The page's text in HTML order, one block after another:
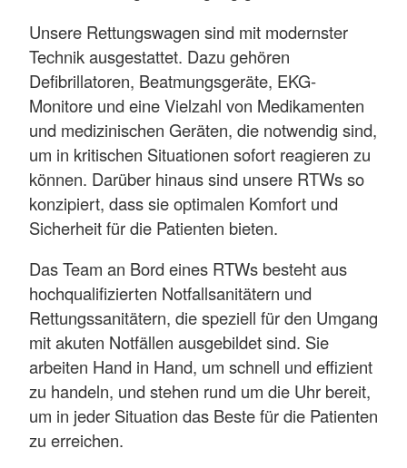
Unsere Rettungswagen sind mit modernster
Technik ausgestattet. Dazu gehören
Defibrillatoren, Beatmungsgeräte, EKG-
Monitore und eine Vielzahl von Medikamenten
und medizinischen Geräten, die notwendig sind,
um in kritischen Situationen sofort reagieren zu
können. Darüber hinaus sind unsere RTWs so
konzipiert, dass sie optimalen Komfort und
Sicherheit für die Patienten bieten.
Das Team an Bord eines RTWs besteht aus
hochqualifizierten Notfallsanitätern und
Rettungssanitätern, die speziell für den Umgang
mit akuten Notfällen ausgebildet sind. Sie
arbeiten Hand in Hand, um schnell und effizient
zu handeln, und stehen rund um die Uhr bereit,
um in jeder Situation das Beste für die Patienten
zu erreichen.